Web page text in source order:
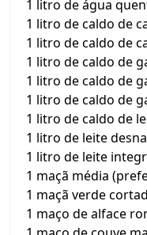
1 litro de água
1 litro de caldo de
1 litro de caldo de
1 litro de caldo de
1 litro de caldo de
1 litro de caldo de
1 litro de caldo de
1 litro de leite
1 litro de leite
1 maçã média
1 maçã verde
1 maço de alface